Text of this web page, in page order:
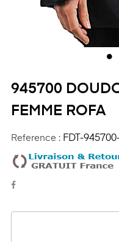
945700
FEMME ROFA
Reference : FDT-